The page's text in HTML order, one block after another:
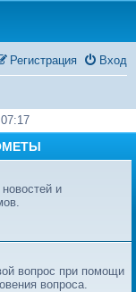
Вход
Регистрация
и
вопрос при помощи
вопроса.